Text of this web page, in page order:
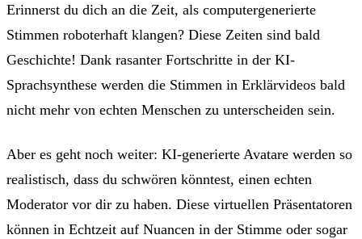
Erinnerst du dich an die Zeit, als computergenerierte
Stimmen roboterhaft klangen? Diese Zeiten sind bald
Geschichte! Dank rasanter Fortschritte in der KI-
Sprachsynthese werden die Stimmen in Erklärvideos bald
nicht mehr von echten Menschen zu unterscheiden sein.
Aber es geht noch weiter: KI-generierte Avatare werden so
realistisch, dass du schwören könntest, einen echten
Moderator vor dir zu haben. Diese virtuellen Präsentatoren
können in Echtzeit auf Nuancen in der Stimme oder sogar